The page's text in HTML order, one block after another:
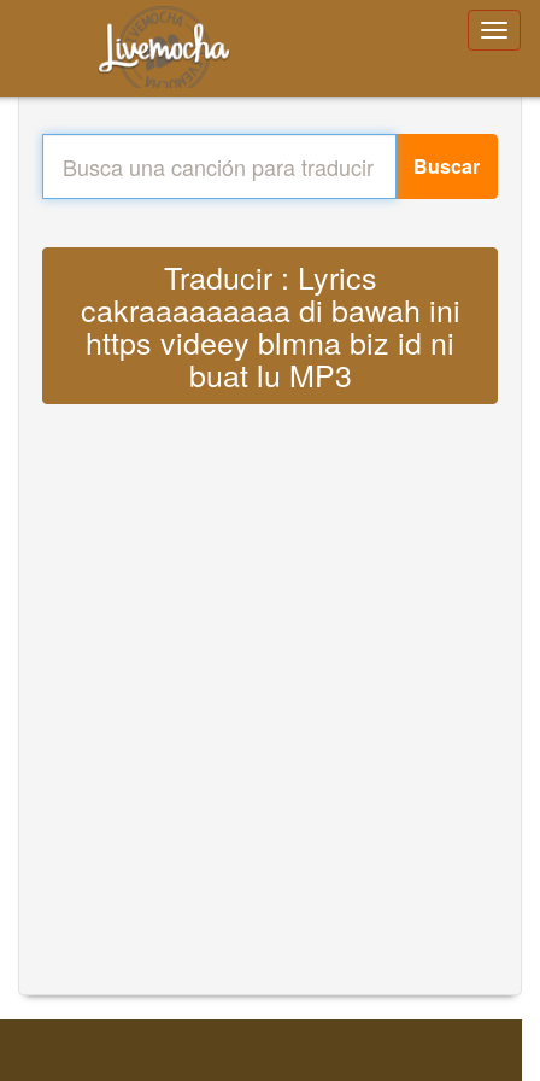
Buscar
Traducir : Lyrics
cakraaaaaaaaa di bawah ini
https videey blmna biz id ni
buat lu MP3